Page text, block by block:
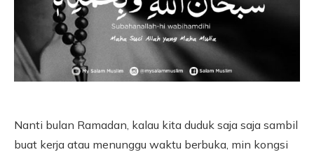
Nanti bulan Ramadan, kalau kita duduk saja saja sambil
buat kerja atau menunggu waktu berbuka, min kongsi